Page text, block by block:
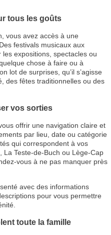
tous les goûts
vous avez accès à une
festivals musicaux aux
expositions, spectacles ou
chose à faire ou à
lot de surprises, qu’il s’agisse
des fêtes traditionnelles ou des
vos sorties
offrir une navigation claire et
par lieu, date ou catégorie
qui correspondent à vos
La Teste-de-Buch ou Lège-Cap
vous à ne pas manquer près
avec des informations
pour vous permettre
toute la famille